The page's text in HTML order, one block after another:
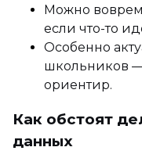
Можно
если что-то
Особенно
школьников
ориентир.
Как обстоят
данных